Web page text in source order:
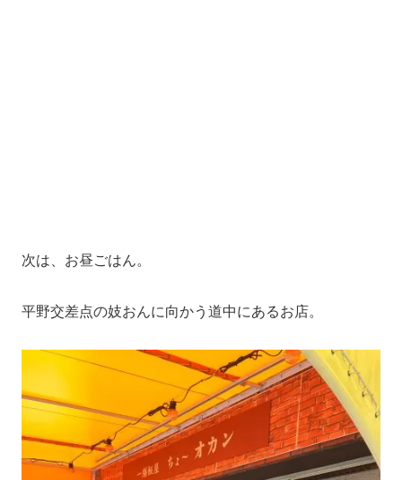
次は、お昼ごはん。
平野交差点の妓おんに向かう道中にあるお店。